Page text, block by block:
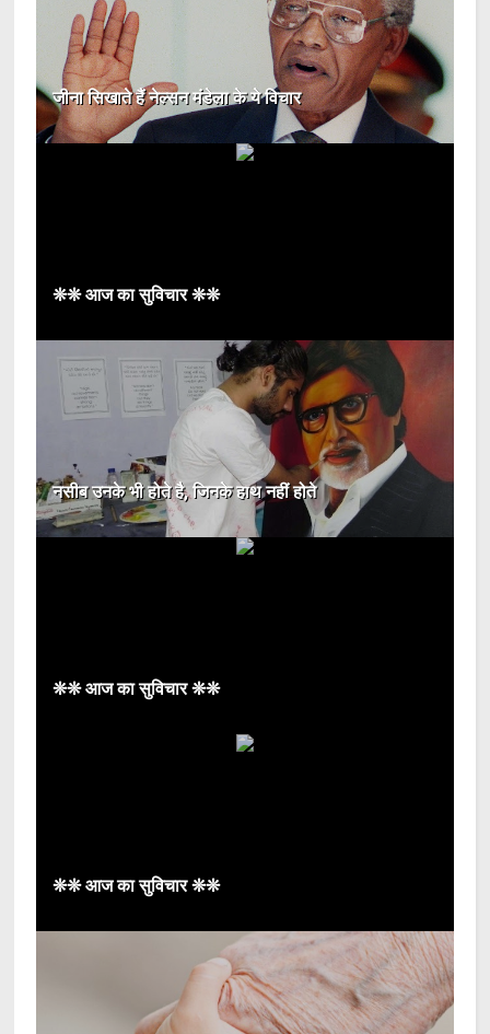
जीना सिखाते हैं नेल्सन मंडेला के ये विचार
❊❊ आज का सुविचार ❊❊
नसीब उनके भी होते है, जिनके हाथ नहीं होते
❊❊ आज का सुविचार ❊❊
❊❊ आज का सुविचार ❊❊